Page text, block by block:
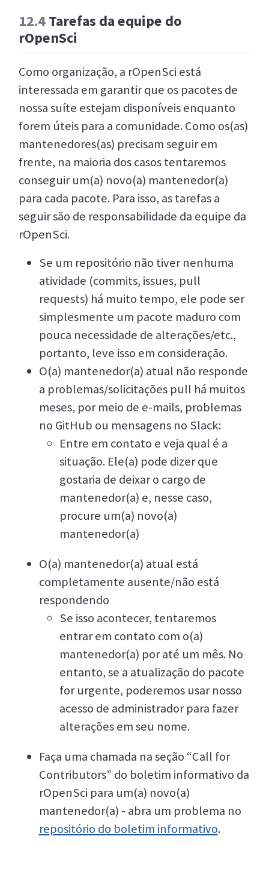
12.4Tarefas da equipe do
rOpenSci
Como organização, a rOpenSci está
interessada em garantir que os pacotes de
nossa suíte estejam disponíveis enquanto
forem úteis para a comunidade. Como os(as)
mantenedores(as) precisam seguir em
frente, na maioria dos casos tentaremos
conseguir um(a) novo(a) mantenedor(a)
para cada pacote. Para isso, as tarefas a
seguir são de responsabilidade da equipe da
rOpenSci.
Se um repositório não tiver nenhuma
atividade (commits, issues, pull
requests) há muito tempo, ele pode ser
simplesmente um pacote maduro com
pouca necessidade de alterações/etc.,
portanto, leve isso em consideração.
O(a) mantenedor(a) atual não responde
a problemas/solicitações pull há muitos
meses, por meio de e-mails, problemas
no GitHub ou mensagens no Slack:
Entre em contato e veja qual é a
situação. Ele(a) pode dizer que
gostaria de deixar o cargo de
mantenedor(a) e, nesse caso,
procure um(a) novo(a)
mantenedor(a)
O(a) mantenedor(a) atual está
completamente ausente/não está
respondendo
Se isso acontecer, tentaremos
entrar em contato com o(a)
mantenedor(a) por até um mês. No
entanto, se a atualização do pacote
for urgente, poderemos usar nosso
acesso de administrador para fazer
alterações em seu nome.
Faça uma chamada na seção “Call for
Contributors” do boletim informativo da
rOpenSci para um(a) novo(a)
mantenedor(a) - abra um problema no
repositório do boletim informativo.